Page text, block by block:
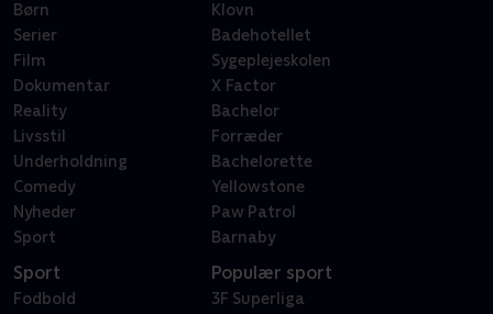
Børn
Serier
Film
Dokumentar
Reality
Livsstil
Underholdning
Comedy
Nyheder
Sport
Klovn
Badehotellet
Sygeplejeskolen
X Factor
Bachelor
Forræder
Bachelorette
Yellowstone
Paw Patrol
Barnaby
Sport
Fodbold
Populær sport
3F Superliga